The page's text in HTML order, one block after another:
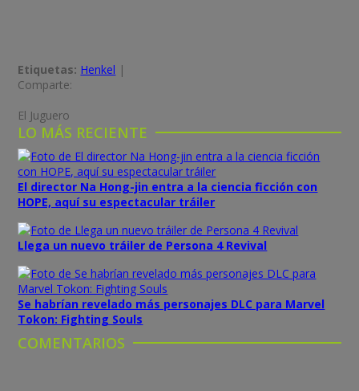
Etiquetas: Henkel |
Comparte:
El Juguero
LO MÁS RECIENTE
El director Na Hong-jin entra a la ciencia ficción con
HOPE, aquí su espectacular tráiler
Llega un nuevo tráiler de Persona 4 Revival
Se habrían revelado más personajes DLC para Marvel
Tokon: Fighting Souls
COMENTARIOS